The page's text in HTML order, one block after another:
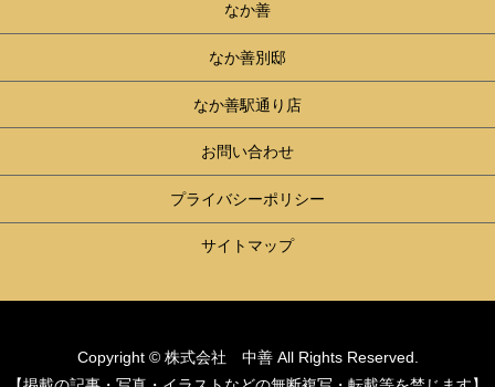
なか善
なか善別邸
なか善駅通り店
お問い合わせ
プライバシーポリシー
サイトマップ
Copyright © 株式会社 中善 All Rights Reserved.